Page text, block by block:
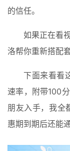
美
打
免
办
卡
的信任。
如果正在看
洛帮你重新搭配
下面来看看
速率，附带100
朋友入手，我全
惠期到期后还能